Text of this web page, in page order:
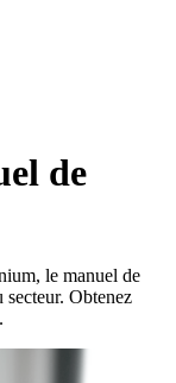
de
le manuel de
Obtenez